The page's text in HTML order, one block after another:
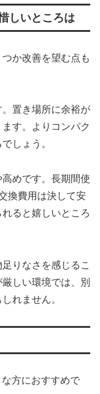
しいところは
か改善を望む点も
置き場所に余裕が
す。よりコンパク
しょう。
めです。長期間使
換費用は決して安
ると嬉しいところ
りなさを感じるこ
しい環境では、別
れません。
方におすすめで